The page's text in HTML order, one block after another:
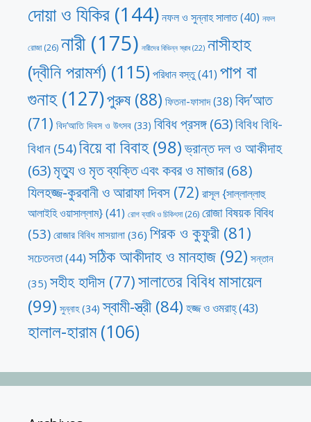
দোয়া ও যিকির (144)নফল ও সুন্নাহ সালাত(40) নফল
রোজা(26) নারী(175) নারীদের বিভিন্ন স্রাব(22) নাসীহাহ
(দ্বীনি পরামর্শ) (115)পরিধান বস্তু(41) পাপ বা
গুনাহ(127)পুরুষ(88) ফিতনা-ফাসাদ(38) বিদ’আত
(71) বিদ’আতি দিবস ও উৎসব (33) বিবিধ প্রসঙ্গ(63)বিবিধ বিধি-
বিধান(54)বিয়ে বা বিবাহ (98)ভ্রান্ত দল ও আকীদাহ
(63)মৃত্যু ও মৃত ব্যক্তি এবং কবর ও মাজার(68)
যিলহজ্জ-কুরবানী ও আরাফা দিবস (72) রাসূল {সাল্লাল্লাহু
আলাইহি ওয়াসাল্লাম}(41) রোগ ব্যাধি ও চিকিৎসা(26) রোজা বিষয়ক বিবিধ
(53) রোজার বিবিধ মাসয়ালা (36) শিরক ও কুফুরী (81)
সচেতনতা(44) সঠিক আকীদাহ ও মানহাজ (92) সন্তান
(35) সহীহ হাদীস(77)সালাতের বিবিধ মাসায়েল
(99) সুন্নাহ(34) স্বামী-স্ত্রী(84) হজ্জ ও ওমরাহ্‌(43)
হালাল-হারাম(106)